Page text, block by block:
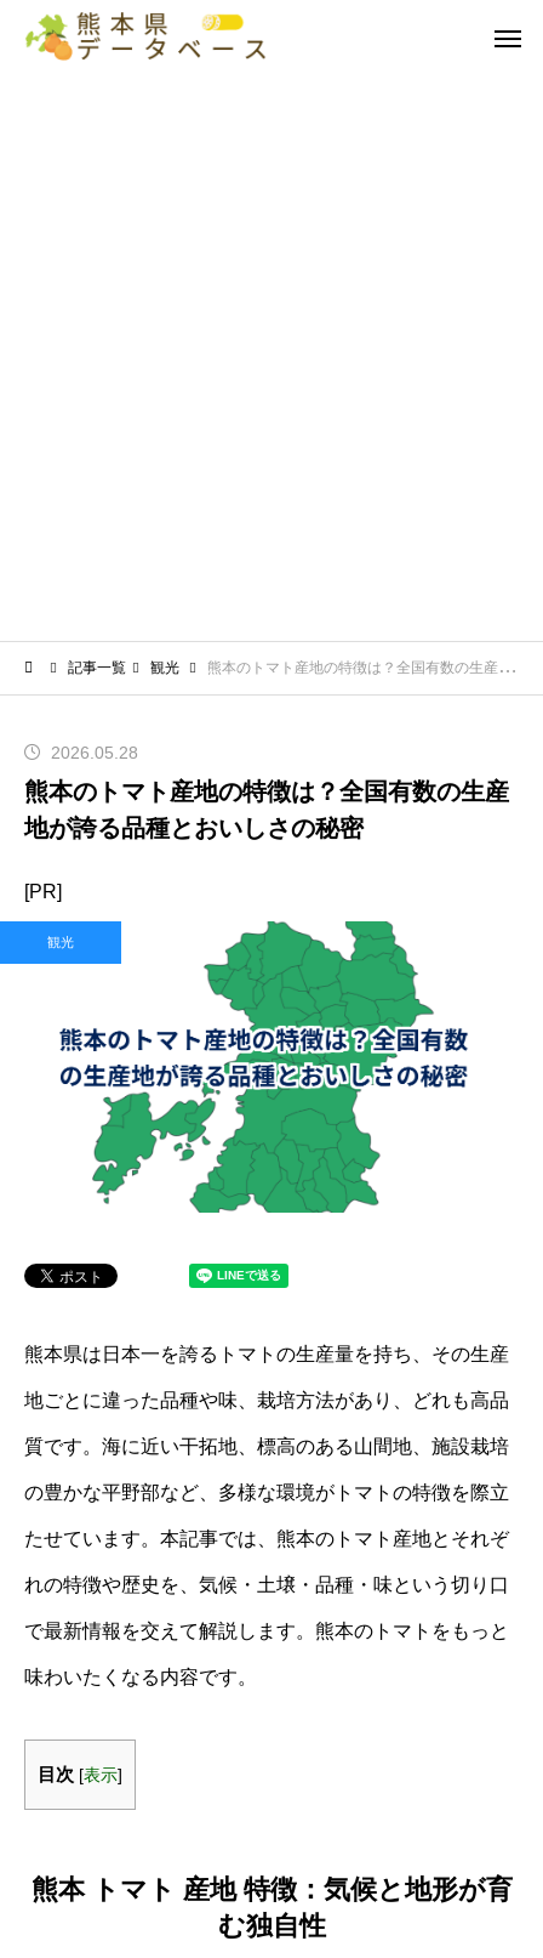
記事一覧 観光 熊本のトマト産地の特徴は？全国有数の生産地が誇る品種とおいしさの秘密
2026.05.28
熊本のトマト産地の特徴は？全国有数の生産
地が誇る品種とおいしさの秘密
[PR]
観光
熊本県は日本一を誇るトマトの生産量を持ち、その生産
地ごとに違った品種や味、栽培方法があり、どれも高品
質です。海に近い干拓地、標高のある山間地、施設栽培
の豊かな平野部など、多様な環境がトマトの特徴を際立
たせています。本記事では、熊本のトマト産地とそれぞ
れの特徴や歴史を、気候・土壌・品種・味という切り口
で最新情報を交えて解説します。熊本のトマトをもっと
味わいたくなる内容です。
目次 [表示]
熊本 トマト 産地 特徴：気候と地形が育
む独自性